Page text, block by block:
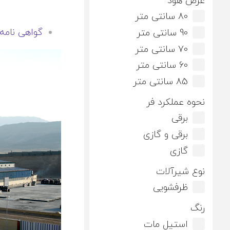
80 سانتی متر
90 سانتی متر
70 سانتی متر
60 سانتی متر
85 سانتی متر
نحوه عملکرد فر
برقی
برقی و گازی
گازی
نوع شیرآلات
ظرفشویی
رنگ
استیل مات
گواهی